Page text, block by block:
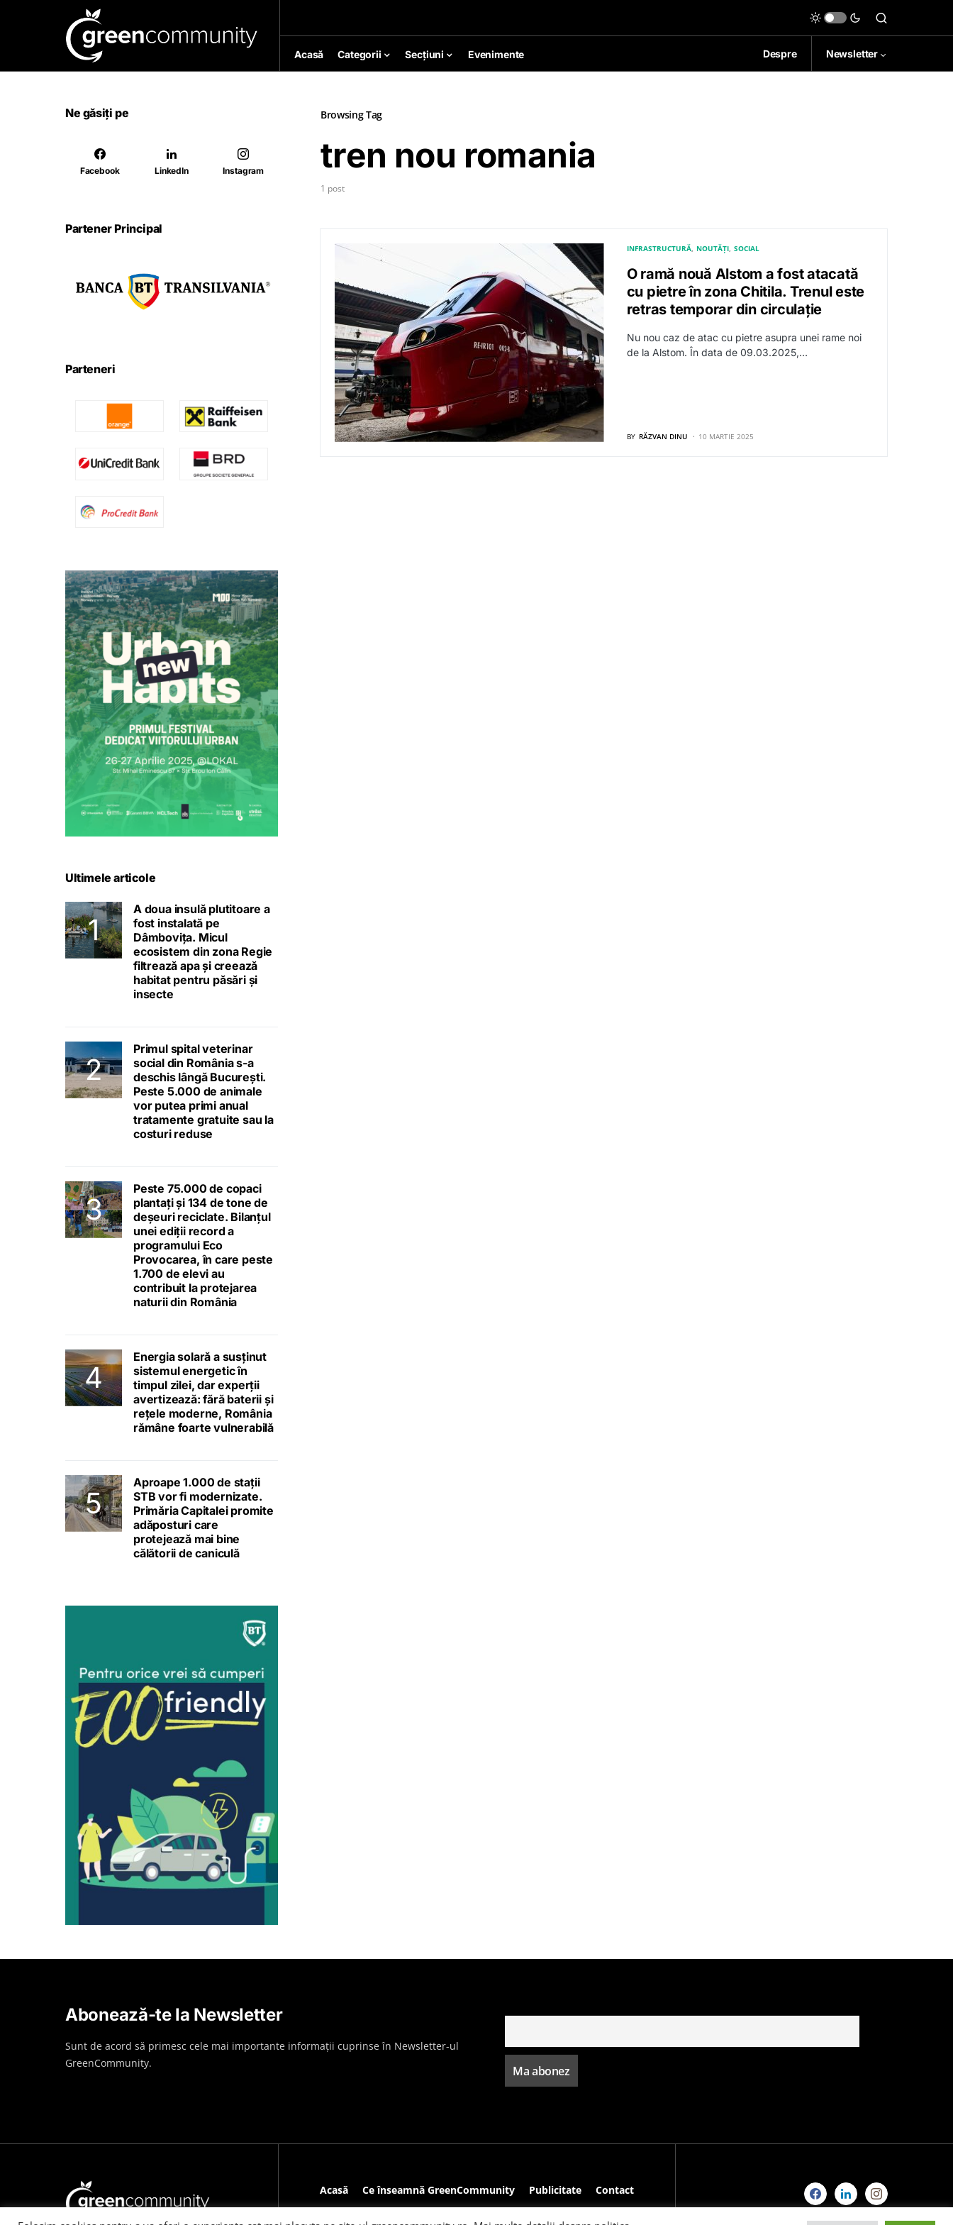
Acasă Categorii Secțiuni Evenimente Despre Newsletter
Browsing Tag
tren nou romania
1 post
INFRASTRUCTURĂ NOUTĂȚI SOCIAL
O ramă nouă Alstom a fost atacată
cu pietre în zona Chitila. Trenul este
retras temporar din circulație
Nu nou caz de atac cu pietre asupra unei rame noi
de la Alstom. În data de 09.03.2025,…
BY RĂZVAN DINU 10 MARTIE 2025
Ne găsiți pe
Facebook LinkedIn Instagram
Partener Principal
Parteneri
Ultimele articole
A doua insulă plutitoare a
fost instalată pe
Dâmbovița. Micul
ecosistem din zona Regie
filtrează apa și creează
habitat pentru păsări și
insecte
Primul spital veterinar
social din România s-a
deschis lângă București.
Peste 5.000 de animale
vor putea primi anual
tratamente gratuite sau la
costuri reduse
Peste 75.000 de copaci
plantați și 134 de tone de
deșeuri reciclate. Bilanțul
unei ediții record a
programului Eco
Provocarea, în care peste
1.700 de elevi au
contribuit la protejarea
naturii din România
Energia solară a susținut
sistemul energetic în
timpul zilei, dar experții
avertizează: fără baterii și
rețele moderne, România
rămâne foarte vulnerabilă
Aproape 1.000 de stații
STB vor fi modernizate.
Primăria Capitalei promite
adăposturi care
protejează mai bine
călătorii de caniculă
Abonează-te la Newsletter
Sunt de acord să primesc cele mai importante informații cuprinse în Newsletter-ul
GreenCommunity.
Acasă Ce înseamnă GreenCommunity Publicitate Contact